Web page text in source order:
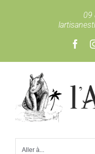
09
Aller à...